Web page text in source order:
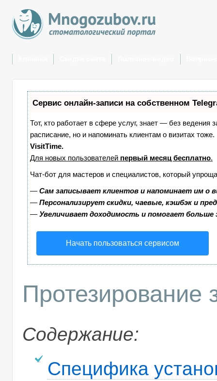
Сервис онлайн-записи на собственном
Тот, кто работает в сфере услуг, знает — без ведения
расписание, но и напоминать клиентам о визитах
VisitTime.
Для новых пользователей первый месяц бесплатно.
Чат-бот для мастеров и специалистов, который
— Сам записывает клиентов и напоминает им о
— Персонализирует скидки, чаевые, кэшбэк и
— Увеличивает доходимость и помогает
Начать пользоваться сервисом
Протезирование
Содержание:
Специфика